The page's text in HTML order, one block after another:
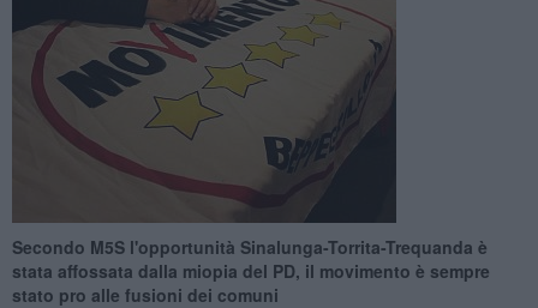
Secondo M5S l'opportunità Sinalunga-Torrita-Trequanda è
stata affossata dalla miopia del PD, il movimento è sempre
stato pro alle fusioni dei comuni